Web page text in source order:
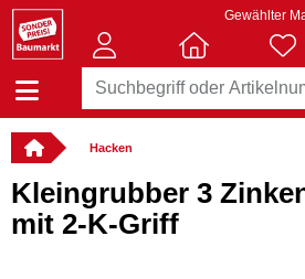
Gewählter
Hacken
Kleingrubber 3
mit 2-K-Griff